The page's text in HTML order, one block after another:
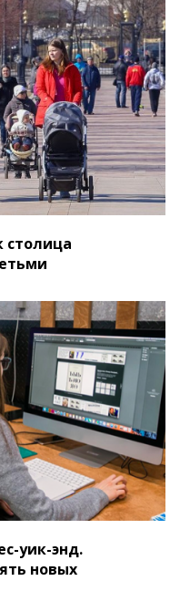
столица
уик-энд.
новых